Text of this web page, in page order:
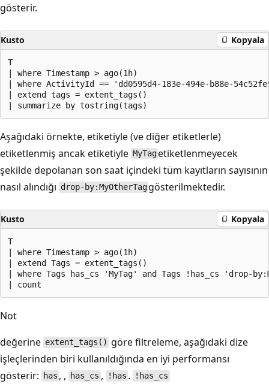
gösterir.
Kusto Kopyala
T
| where Timestamp > ago(1h)
| where ActivityId == 'dd0595d4-183e-494e-b88e-
| extend tags = extent_tags()
Aşağıdaki örnekte, etiketiyle (ve diğer etiketlerle)
etiketlenmiş ancak etiketiyle MyTagetiketlenmeyecek
şekilde depolanan son saat içindeki tüm kayıtların sayısının
nasıl alındığı drop-by:MyOtherTag gösterilmektedir.
Kusto Kopyala
T
| where Timestamp > ago(1h)
| extend Tags = extent_tags()
| where Tags has_cs 'MyTag' and Tags !has_cs 'drop-
Not
değerine extent_tags() göre filtreleme, aşağıdaki dize
işleçlerinden biri kullanıldığında en iyi performansı
gösterir:
has , , has_cs , !has . !has_cs